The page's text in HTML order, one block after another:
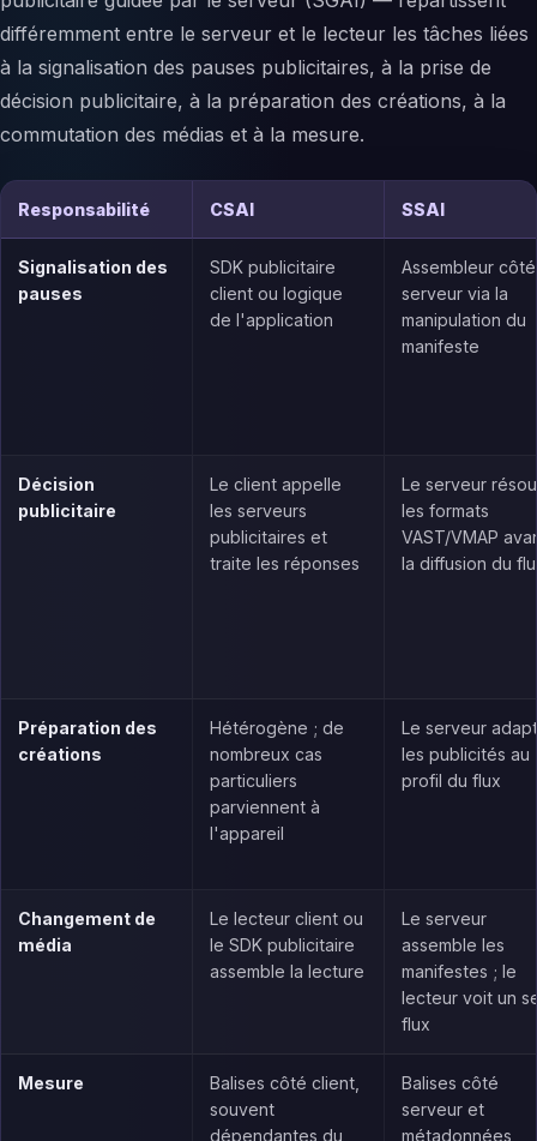
différemment entre le serveur et le lecteur les tâches liées
à la signalisation des pauses publicitaires, à la prise de
décision publicitaire, à la préparation des créations, à la
commutation des médias et à la mesure.
Responsabilité CSAI SSAI
Signalisation des
pauses
SDK publicitaire
client ou logique
de l'application
Assembleur côté
serveur via la
manipulation du
manifeste
Décision
publicitaire
Le client appelle
les serveurs
publicitaires et
traite les réponses
Le serveur
les formats
VAST/VMAP
la diffusion du
Préparation des
créations
Hétérogène ; de
nombreux cas
particuliers
parviennent à
l'appareil
Le serveur
les publicités au
profil du flux
Changement de
média
Le lecteur client ou
le SDK publicitaire
assemble la lecture
Le serveur
assemble les
manifestes ; le
lecteur voit un
flux
Mesure
Balises côté client,
souvent
dépendantes du
Balises côté
serveur et
métadonnées